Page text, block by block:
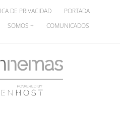
DE PRIVACIDAD
PORTADA
SOMOS + COMUNICADOS